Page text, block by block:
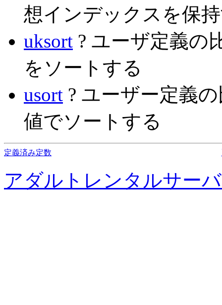
想インデックスを保
uksort ? ユーザ定義の
をソートする
usort ? ユーザー定義
値でソートする
定義済み定数
アダルトレンタルサー